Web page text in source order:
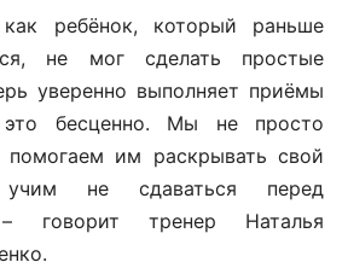
ребёнок, который раньше
не мог сделать простые
уверенно выполняет приёмы
бесценно. Мы не просто
им раскрывать свой
не сдаваться перед
– говорит тренер Наталья